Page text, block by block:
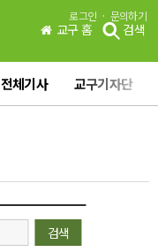
로그인 · 문의하기
교구 홈 검색
전체기사 교구기자단